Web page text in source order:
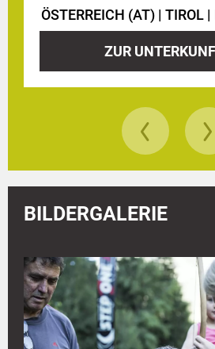
ÖSTERREICH (AT) | TIROL |
ZUR
BILDERGALERIE